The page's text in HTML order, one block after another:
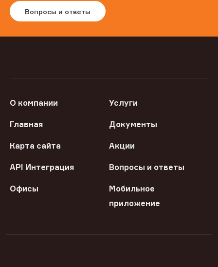
Вопросы и ответы
О компании Услуги
Главная Документы
Карта сайта Акции
API Интеграция Вопросы и ответы
Офисы
Мобильное
приложение